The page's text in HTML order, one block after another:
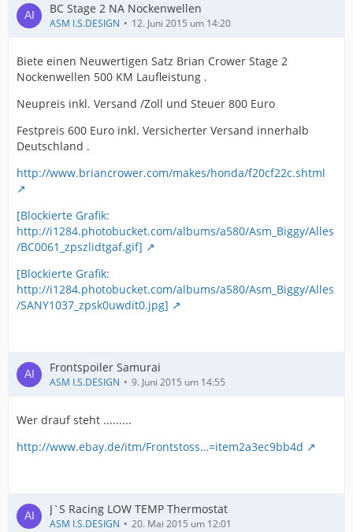
BC Stage 2 NA Nockenwellen
ASM I.S.DESIGN 12. Juni 2015 um 14:20
Biete einen Neuwertigen Satz Brian Crower Stage 2
Nockenwellen 500 KM Laufleistung .
Neupreis inkl. Versand /Zoll und Steuer 800 Euro
Festpreis 600 Euro inkl. Versicherter Versand innerhalb
Deutschland .
http://www.briancrower.com/makes/honda/f20cf22c.shtml
[Blockierte Grafik:
http://i1284.photobucket.com/albums/a580/Asm_Biggy/Alles
/BC0061_zpszlidtgaf.gif]
[Blockierte Grafik:
http://i1284.photobucket.com/albums/a580/Asm_Biggy/Alles
/SANY1037_zpsk0uwdit0.jpg]
Frontspoiler Samurai
ASM I.S.DESIGN 9. Juni 2015 um 14:55
Wer drauf steht .........
http://www.ebay.de/itm/Frontstoss…=item2a3ec9bb4d
J`S Racing LOW TEMP Thermostat
ASM I.S.DESIGN 20. Mai 2015 um 12:01